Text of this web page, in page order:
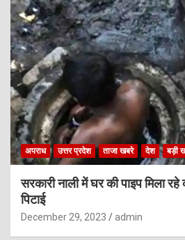
अपराध उत्तर प्रदेश ताजा खबरे देश बड़ी
सरकारी नाली में घर की पाइप मिला
पिटाई
December 29, 2023 admin